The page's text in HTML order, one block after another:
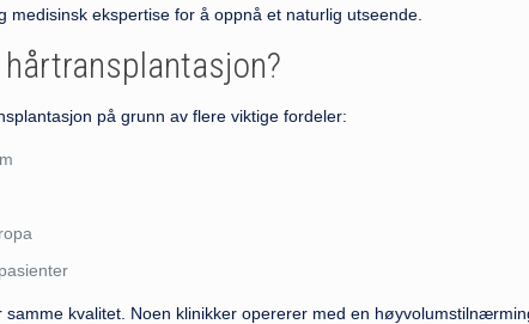
ekspertise for å oppnå et naturlig utseende.
på grunn av flere viktige fordeler:
samme kvalitet. Noen klinikker opererer med en